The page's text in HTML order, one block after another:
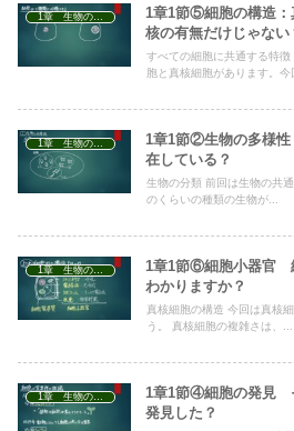
1章 生物の特徴
1章1節⑤細胞の構造：
核の有無だけじゃない
すべての細胞に共通する特
胞と真核細胞があります。今
1章1節②生物の多様
在している？
生物の分類 前回は生物の共
のくらいの種類の生物が...
1章1節⑥細胞小器官
わかりますか？
真核細胞の構造 今回は真核
う。 真核細胞の複雑さは、...
1章1節④細胞の発見
発見した？